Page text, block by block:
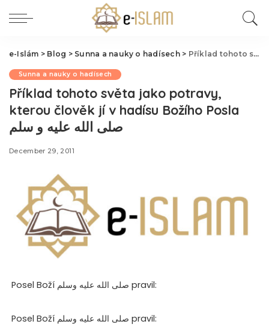
e-Islám > Blog > Sunna a nauky o hadísech>
Sunna a nauky o hadísech
Příklad tohoto světa jako potravy,
kterou člověk jí v hadísu Božího Posla
صلى الله عليه و سلم
December 29, 2011
Posel Boží صلى الله عليه وسلم pravil:
Posel Boží صلى الله عليه وسلم pravil: